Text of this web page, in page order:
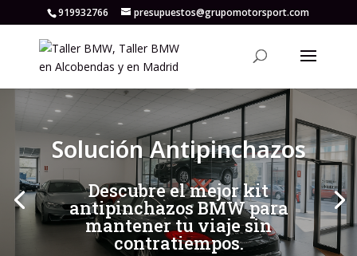
919932766 presupuestos@grupomotorsport.com
Solución Antipinchazos
Descubre el mejor kit
antipinchazos BMW para
mantener tu viaje sin
contratiempos.
[/et_pb_slide][/et_pb_slide]